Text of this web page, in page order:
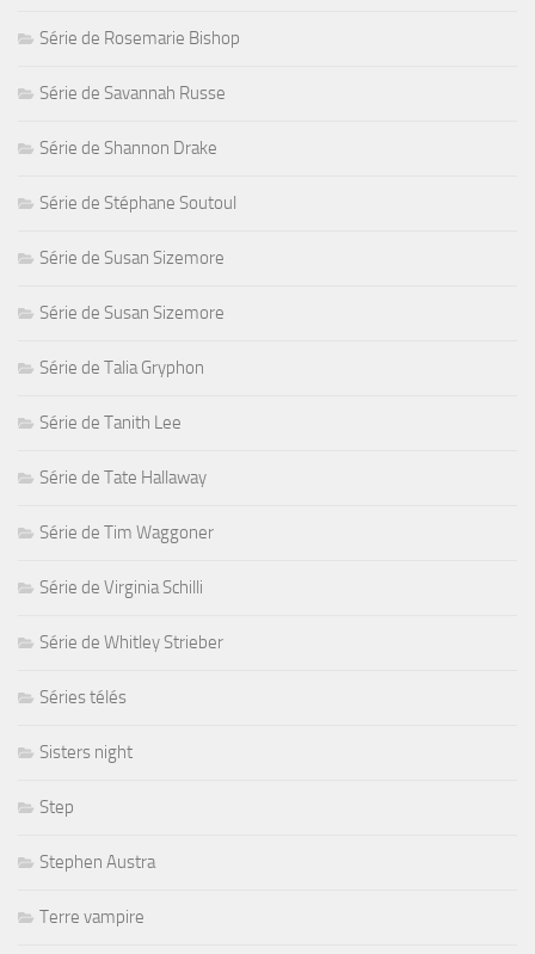
Série de Rosemarie Bishop
Série de Savannah Russe
Série de Shannon Drake
Série de Stéphane Soutoul
Série de Susan Sizemore
Série de Susan Sizemore
Série de Talia Gryphon
Série de Tanith Lee
Série de Tate Hallaway
Série de Tim Waggoner
Série de Virginia Schilli
Série de Whitley Strieber
Séries télés
Sisters night
Step
Stephen Austra
Terre vampire